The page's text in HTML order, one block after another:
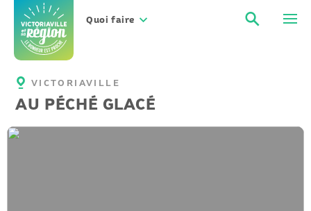
contenu
Quoi faire
VICTORIAVILLE
AU PÉCHÉ GLACÉ